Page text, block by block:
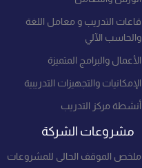
قاعات التدريب و معامل اللغة
والحاسب الآلي
الأعمال والبرامج المتميزة
الإمكانيات والتجهيزات التدريبية
أنشطة مركز التدريب
مشروعات الشركة
ملخص الموقف الحالى للمشروعات